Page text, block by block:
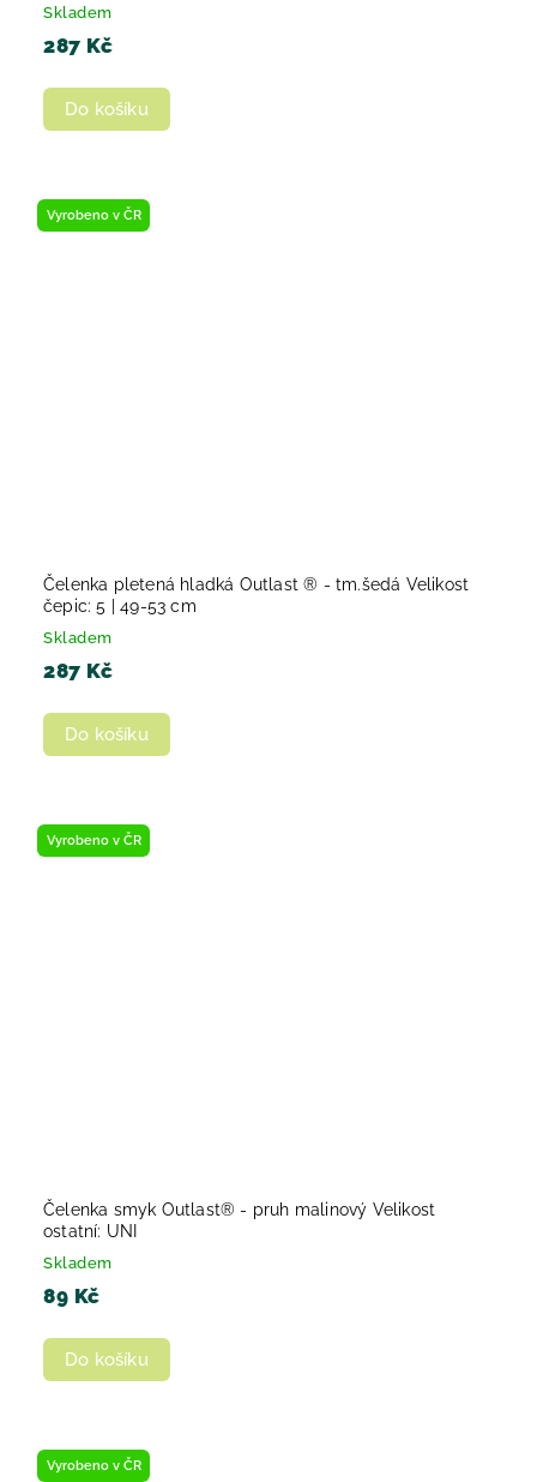
Skladem
287 Kč
Do košíku
Vyrobeno v ČR
Čelenka pletená hladká Outlast ® - tm.šedá Velikost
čepic: 5 | 49-53 cm
Skladem
287 Kč
Do košíku
Vyrobeno v ČR
Čelenka smyk Outlast® - pruh malinový Velikost
ostatní: UNI
Skladem
89 Kč
Do košíku
Vyrobeno v ČR